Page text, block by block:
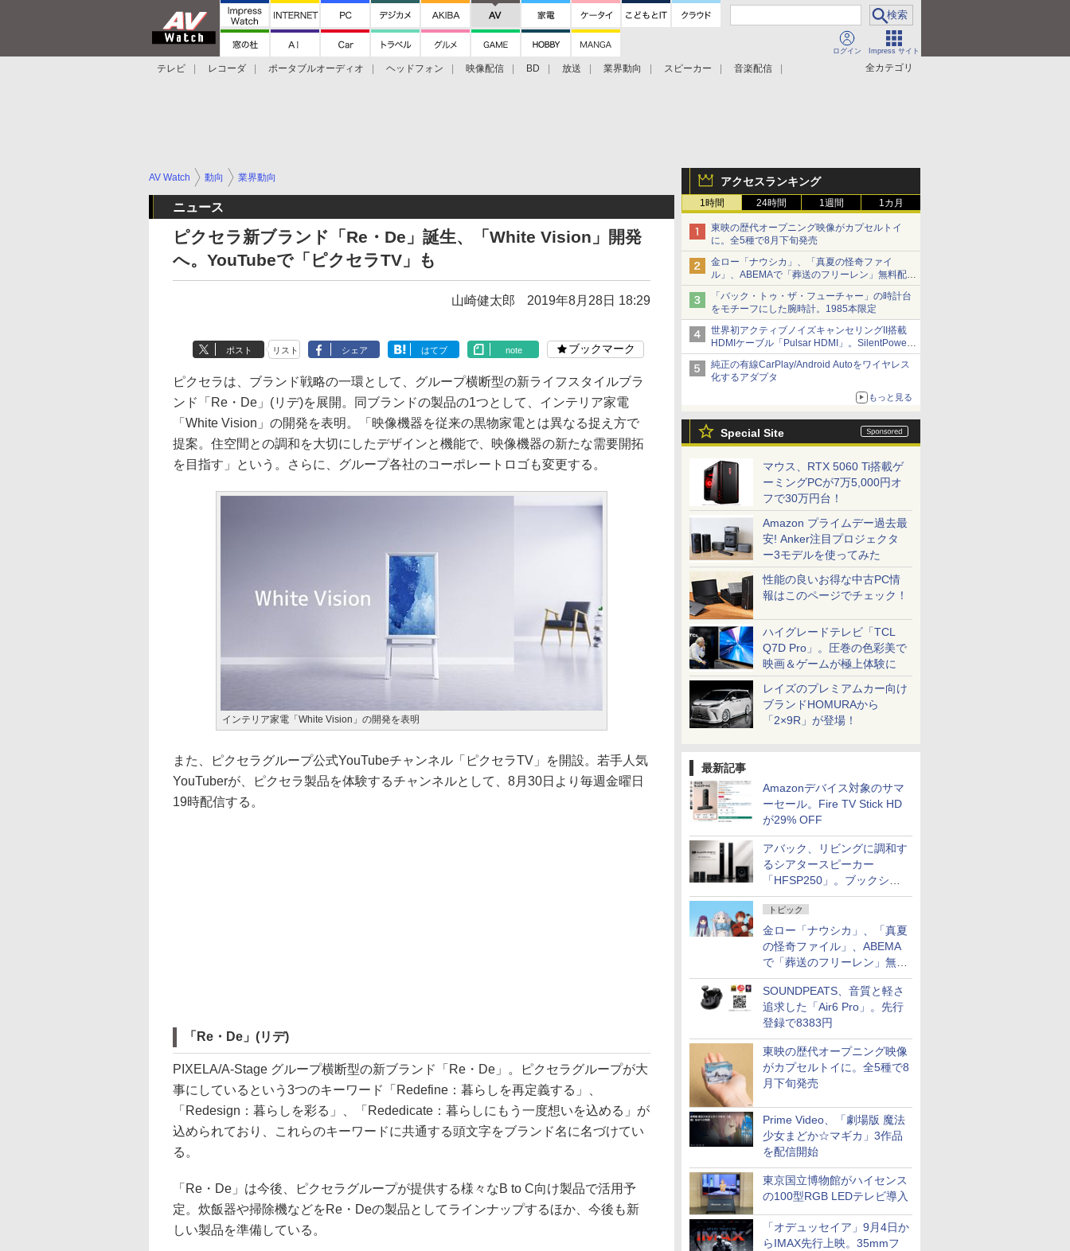
ログイン Impress サイト
全カテゴリ
テレビ レコーダ ポータブルオーディオ ヘッドフォン 映像配信 BD 放送 業界動向 スピーカー
音楽配信
アクセスランキング
1時間 24時間 1週間 1カ月
東映の歴代オープニング映像がカプセルトイ
に。全5種で8月下旬発売
金ロー「ナウシカ」、「真夏の怪奇ファイ
ル」、ABEMAで「葬送のフリーレン」無料配信
など。夏の特番・配信情報
「バック・トゥ・ザ・フューチャー」の時計台
をモチーフにした腕時計。1985本限定
世界初アクティブノイズキャンセリングII搭載
HDMIケーブル「Pulsar HDMI」。SilentPower
から
純正の有線CarPlay/Android Autoをワイヤレス
化するアダプタ
もっと見る
Special Site
マウス、RTX 5060 Ti搭載ゲ
ーミングPCが7万5,000円オ
フで30万円台！
Amazon プライムデー過去最
安! Anker注目プロジェクタ
ー3モデルを使ってみた
性能の良いお得な中古PC情
報はこのページでチェック！
ハイグレードテレビ「TCL
Q7D Pro」。圧巻の色彩美で
映画＆ゲームが極上体験に
レイズのプレミアムカー向け
ブランドHOMURAから
「2×9R」が登場！
最新記事
Amazonデバイス対象のサマ
ーセール。Fire TV Stick HD
が29% OFF
アバック、リビングに調和す
るシアタースピーカー
「HFSP250」。ブックシェ
ルフはペア3万円以下
トピック
金ロー「ナウシカ」、「真夏
の怪奇ファイル」、ABEMA
で「葬送のフリーレン」無料
配信など。夏の特番・配信情
報
SOUNDPEATS、音質と軽さ
追求した「Air6 Pro」。先行
登録で8383円
東映の歴代オープニング映像
がカプセルトイに。全5種で8
月下旬発売
Prime Video、「劇場版 魔法
少女まどか☆マギカ」3作品
を配信開始
東京国立博物館がハイセンス
の100型RGB LEDテレビ導入
「オデュッセイア」9月4日か
らIMAX先行上映。35mmフ
AV Watch 動向 業界動向
ニュース
ピクセラ新ブランド「Re・De」誕生、「White Vision」開発
へ。YouTubeで「ピクセラTV」も
山崎健太郎 2019年8月28日 18:29
ポスト リスト シェア はてブ note ブックマーク
ピクセラは、ブランド戦略の一環として、グループ横断型の新ライフスタイルブラ
ンド「Re・De」(リデ)を展開。同ブランドの製品の1つとして、インテリア家電
「White Vision」の開発を表明。「映像機器を従来の黒物家電とは異なる捉え方で
提案。住空間との調和を大切にしたデザインと機能で、映像機器の新たな需要開拓
を目指す」という。さらに、グループ各社のコーポレートロゴも変更する。
インテリア家電「White Vision」の開発を表明
また、ピクセラグループ公式YouTubeチャンネル「ピクセラTV」を開設。若手人気
YouTuberが、ピクセラ製品を体験するチャンネルとして、8月30日より毎週金曜日
19時配信する。
「Re・De」(リデ)
PIXELA/A-Stage グループ横断型の新ブランド「Re・De」。ピクセラグループが大
事にしているという3つのキーワード「Redefine：暮らしを再定義する」、
「Redesign：暮らしを彩る」、「Rededicate：暮らしにもう一度想いを込める」が
込められており、これらのキーワードに共通する頭文字をブランド名に名づけてい
る。
「Re・De」は今後、ピクセラグループが提供する様々なB to C向け製品で活用予
定。炊飯器や掃除機などをRe・Deの製品としてラインナップするほか、今後も新
しい製品を準備している。